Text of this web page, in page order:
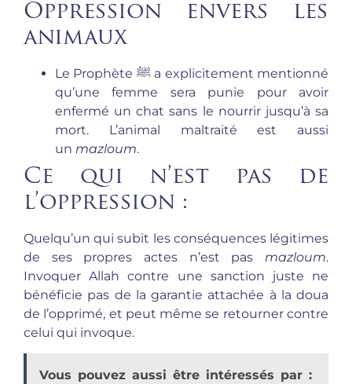
Oppression envers les
animaux
Le Prophète ﷺ a explicitement mentionné
qu’une femme sera punie pour avoir
enfermé un chat sans le nourrir jusqu’à sa
mort. L’animal maltraité est aussi
un mazloum.
Ce qui n’est pas de
l’oppression :
Quelqu’un qui subit les conséquences légitimes
de ses propres actes n’est pas mazloum.
Invoquer Allah contre une sanction juste ne
bénéficie pas de la garantie attachée à la doua
de l’opprimé, et peut même se retourner contre
celui qui invoque.
Vous pouvez aussi être intéressés par :